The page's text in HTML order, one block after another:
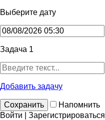
Выберите дату
Задача 1
Добавить задачу
Сохранить
Напомнить
Войти | Зарегистрироваться